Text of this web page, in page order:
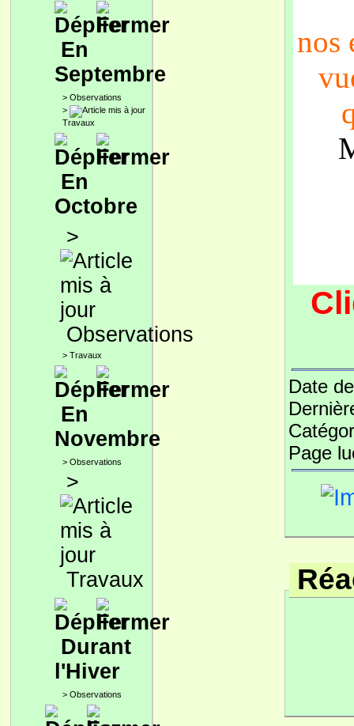
En
Septembre
> Observations
>
Travaux
En
Octobre
>
Observations
> Travaux
En
Novembre
> Observations
>
Travaux
Durant
l'Hiver
> Observations
nos
Date
Page